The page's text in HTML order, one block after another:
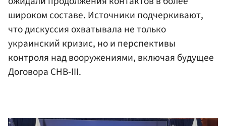
широком составе. Источники подчеркивают,
что дискуссия охватывала не только
украинский кризис, но и перспективы
контроля над вооружениями, включая будущее
Договора СНВ-III.